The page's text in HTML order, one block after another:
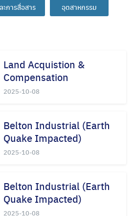
และการสื่อสาร
อุตสาหกรรม
Land Acquistion &
Compensation
2025-10-08
Belton Industrial (Earth
Quake Impacted)
2025-10-08
Belton Industrial (Earth
Quake Impacted)
2025-10-08